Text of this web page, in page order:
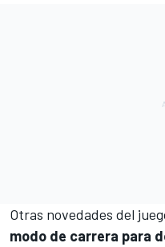
Otras novedades del
modo de carrera para